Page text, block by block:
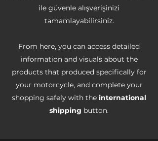
ile güvenle alışverişinizi
tamamlayabilirsiniz.
From here, you can access detailed
information and visuals about the
products that produced specifically for
your motorcycle, and complete your
shopping safely with the international
shipping button.